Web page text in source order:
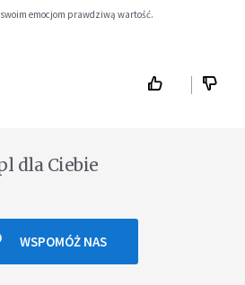
emocjom prawdziwą wartość.
dla Ciebie
WSPOMÓŻ NAS